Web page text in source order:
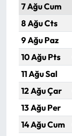
7 Ağu Cum
8 Ağu Cts
9 Ağu Paz
10 Ağu Pts
11 Ağu Sal
12 Ağu Çar
13 Ağu Per
14 Ağu Cum